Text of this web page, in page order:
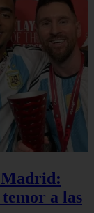
Madrid:
a las